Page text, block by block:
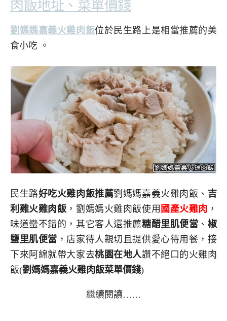
肉飯地址、菜單價錢
劉媽媽嘉義火雞肉飯位於民生路上是相當推薦的美
食小吃 。
民生路好吃火雞肉飯推薦劉媽媽嘉義火雞肉飯、 吉
利雞火雞肉飯 ，劉媽媽火雞肉飯使用 國產火雞肉 ，
味道蠻不錯的，其它客人還推薦糖醋里肌便當 、椒
鹽里肌便當 ，店家待人親切且提供愛心待用餐，接
下來阿綿就帶大家去桃園在地人讚不絕口的火雞肉
飯(劉媽媽嘉義火雞肉飯菜單價錢)
繼續閱讀……